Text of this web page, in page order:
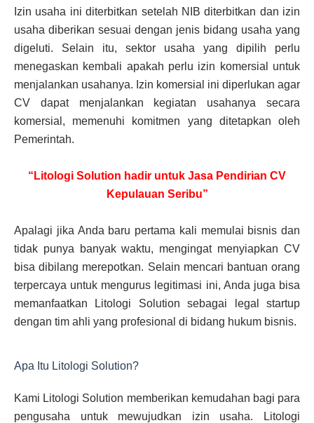
Izin usaha ini diterbitkan setelah NIB diterbitkan dan izin
usaha diberikan sesuai dengan jenis bidang usaha yang
digeluti. Selain itu, sektor usaha yang dipilih perlu
menegaskan kembali apakah perlu izin komersial untuk
menjalankan usahanya. Izin komersial ini diperlukan agar
CV dapat menjalankan kegiatan usahanya secara
komersial, memenuhi komitmen yang ditetapkan oleh
Pemerintah.
“Litologi Solution hadir untuk Jasa Pendirian CV
Kepulauan Seribu”
Apalagi jika Anda baru pertama kali memulai bisnis dan
tidak punya banyak waktu, mengingat menyiapkan CV
bisa dibilang merepotkan. Selain mencari bantuan orang
terpercaya untuk mengurus legitimasi ini, Anda juga bisa
memanfaatkan Litologi Solution sebagai legal startup
dengan tim ahli yang profesional di bidang hukum bisnis.
Apa Itu Litologi Solution?
Kami Litologi Solution memberikan kemudahan bagi para
pengusaha untuk mewujudkan izin usaha. Litologi